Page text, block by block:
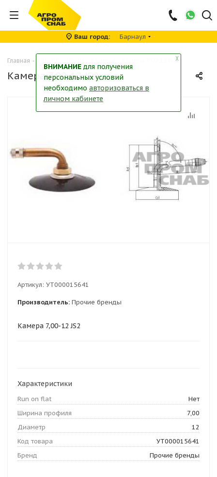
Ваш город Барнаул
Главная - Камера 7,00-12 JS2
Камера 7,00-12 JS2
Артикул: УТ000015641
Производитель: Прочие бренды
Камера 7,00-12 JS2
Характеристики
Run on flat
Нет
Ширина профиля
7,00
Диаметр
12
Код товара
УТ000015641
Бренд
Прочие бренды
╳
ВНИМАНИЕ для получения
персональных условий
необходимо авторизоваться в
личном кабинете